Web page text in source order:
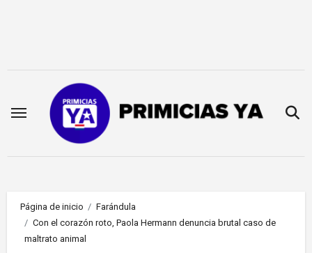
Página de inicio
Farándula
Con el corazón roto, Paola Hermann denuncia brutal caso de
maltrato animal